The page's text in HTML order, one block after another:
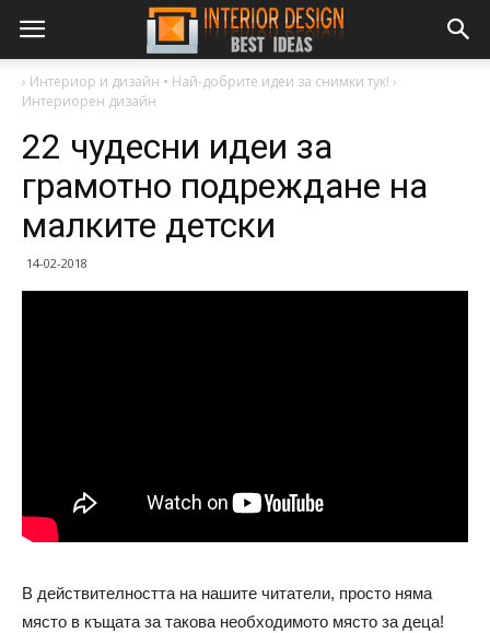
› Интериор и дизайн • Най-добрите идеи за снимки тук! ›
Интериорен дизайн
22 чудесни идеи за
грамотно подреждане на
малките детски
14-02-2018
В действителността на нашите читатели, просто няма
място в къщата за такова необходимото място за деца!